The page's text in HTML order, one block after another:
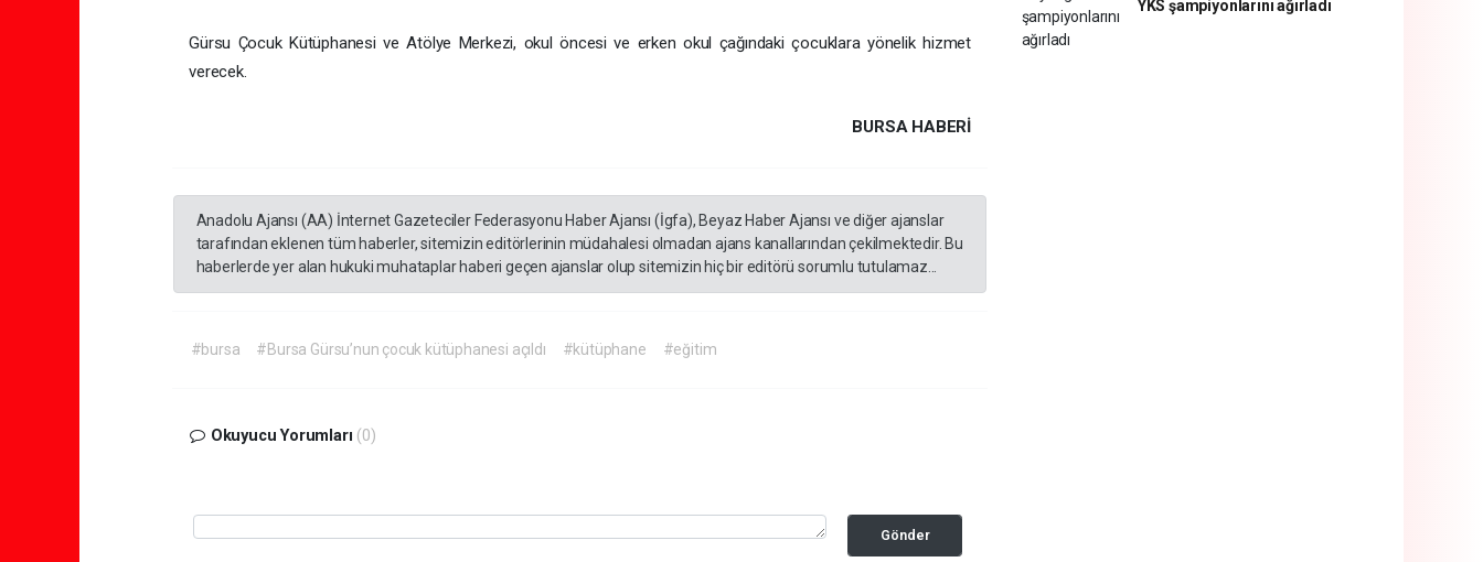
Gürsu Çocuk Kütüphanesi ve Atölye Merkezi, okul öncesi ve erken okul çağındaki çocuklara yönelik hizmet
verecek.
BURSA HABERİ
Anadolu Ajansı (AA) İnternet Gazeteciler Federasyonu Haber Ajansı (İgfa), Beyaz Haber Ajansı ve diğer ajanslar
tarafından eklenen tüm haberler, sitemizin editörlerinin müdahalesi olmadan ajans kanallarından çekilmektedir. Bu
haberlerde yer alan hukuki muhataplar haberi geçen ajanslar olup sitemizin hiç bir editörü sorumlu tutulamaz...
#bursa #Bursa Gürsu’nun çocuk kütüphanesi açıldı #kütüphane #eğitim
Okuyucu Yorumları (0)
Gönder
YKS şampiyonlarını ağırladı